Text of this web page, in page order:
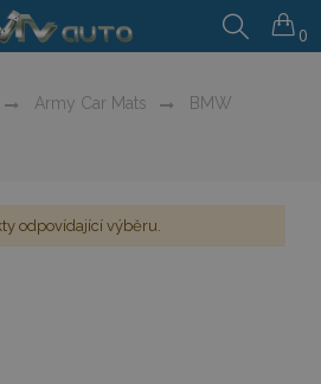
0
Army Car Mats
BMW
odpovídající výběru.